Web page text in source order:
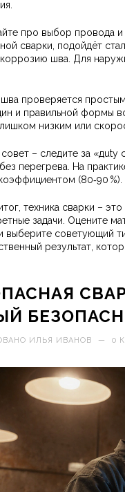
про выбор провода
сварки, подойдёт
шва. Для
шва проверяется
и правильной формы
низким или
– следите за «дuty
перегрева. На
(80‑90 %).
техника сварки –
задачи. Оцените
выберите советующий
результат,
ИЛЬЯ ИВАНОВ — 0